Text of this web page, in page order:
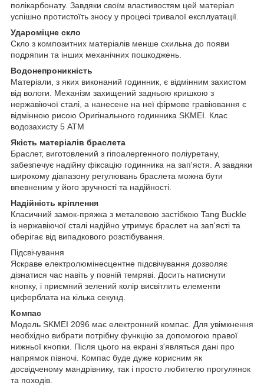
полікарбонату. Завдяки своїм властивостям цей матеріал
успішно протистоїть зносу у процесі тривалої експлуатації.
Удароміцне скло
Скло з композитних матеріалів менше схильна до появи
подряпин та інших механічних пошкоджень.
Водонепроникність
Матеріали, з яких виконаний годинник, є відмінним захистом
від вологи. Механізм захищений задньою кришкою з
нержавіючої сталі, а нанесене на неї фірмове гравіювання є
відмінною рисою Оригінального годинника SKMEI. Клас
водозахисту 5 АТМ
Якість матеріалів браслета
Браслет, виготовлений з гіпоалергенного поліуретану,
забезпечує надійну фіксацію годинника на зап'ястя. А завдяки
широкому діапазону регулювань браслета можна бути
впевненим у його зручності та надійності.
Надійність кріплення
Класичний замок-пряжка з металевою застібкою Tang Buckle
із нержавіючої сталі надійно утримує браслет на зап'ясті та
оберігає від випадкового розстібування.
Підсвічування
Яскраве електролюмінесцентне підсвічування дозволяє
дізнатися час навіть у повній темряві. Досить натиснути
кнопку, і приємний зелений колір висвітлить елементи
циферблата на кілька секунд.
Компас
Модель SKMEI 2096 має електронний компас. Для увімкнення
необхідно вибрати потрібну функцію за допомогою правої
нижньої кнопки. Після цього на екрані з'являться дані про
напрямок півночі. Компас буде дуже корисним як
досвідченому мандрівнику, так і просто любителю прогулянок
та походів.